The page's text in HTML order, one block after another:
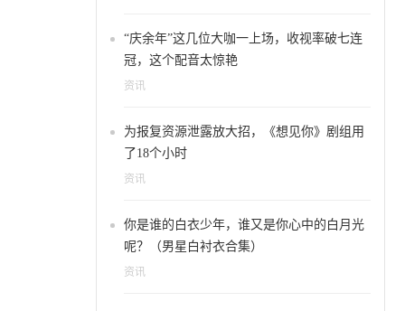
“庆余年”这几位大咖一上场，收视率破七连
冠，这个配音太惊艳
资讯
为报复资源泄露放大招，《想见你》剧组用
了18个小时
资讯
你是谁的白衣少年，谁又是你心中的白月光
呢？（男星白衬衣合集）
资讯